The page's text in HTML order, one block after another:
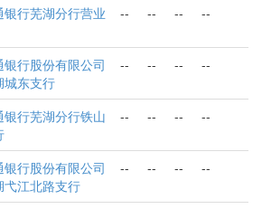
银行芜湖分行营业
-- -- -- --
银行股份有限公司
城东支行
-- -- -- --
银行芜湖分行铁山
-- -- -- --
银行股份有限公司
弋江北路支行
-- -- -- --